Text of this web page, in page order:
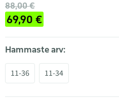
88,00 €
69,90 €
Hammaste arv:
11-36 11-34